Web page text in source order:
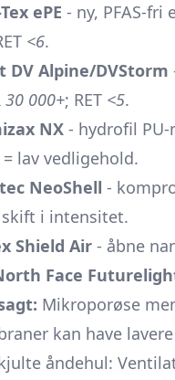
ePE - ny, PFAS-fri
<6.
DV Alpine/DVStorm
30 000+; RET <5.
NX - hydrofil
lav vedligehold.
NeoShell -
i intensitet.
Shield Air - åbne
Face
Mikroporøse
kan have
åndehul: